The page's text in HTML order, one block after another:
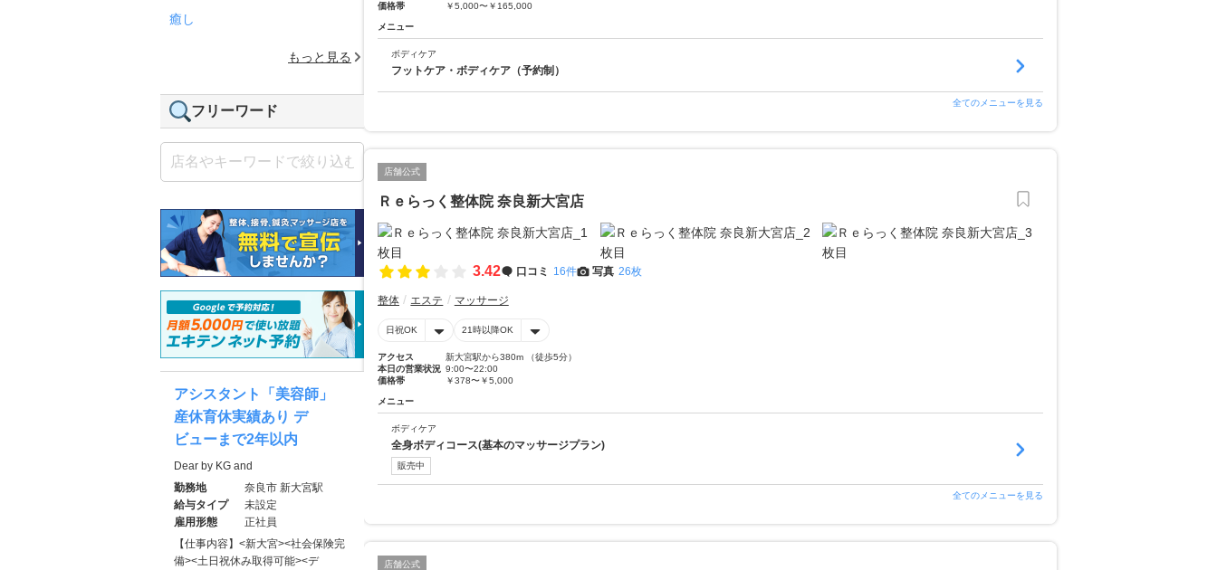
価格帯
￥5,000〜￥165,000
メニュー
ボディケア
フットケア・ボディケア（予約制）
全てのメニューを見る
店舗公式
Ｒｅらっく整体院 奈良新大宮店
3.42 口コミ 16件 写真 26枚
整体 エステ マッサージ
日祝OK 21時以降OK
アクセス
新大宮駅から380m （徒歩5分）
本日の営業状況 9:00〜22:00
価格帯
￥378〜￥5,000
メニュー
ボディケア
全身ボディコース(基本のマッサージプラン)
販売中
全てのメニューを見る
店舗公式
癒し
もっと見る
フリーワード
アシスタント「美容師」
産休育休実績あり デ
ビューまで2年以内
Dear by KG and
勤務地
奈良市 新大宮駅
給与タイプ
未設定
雇用形態
正社員
【仕事内容】<新大宮><社会保険完
備><土日祝休み取得可能><デ